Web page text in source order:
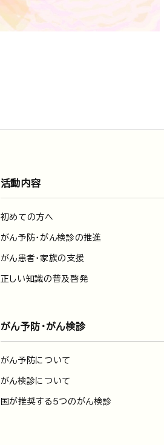
活動内容
初めての方へ
がん予防・がん検診の推進
がん患者・家族の支援
正しい知識の普及啓発
がん予防・がん検診
がん予防について
がん検診について
国が推奨する5つのがん検診